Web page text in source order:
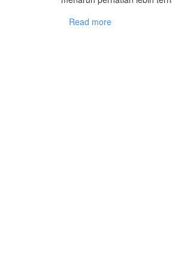
Read more